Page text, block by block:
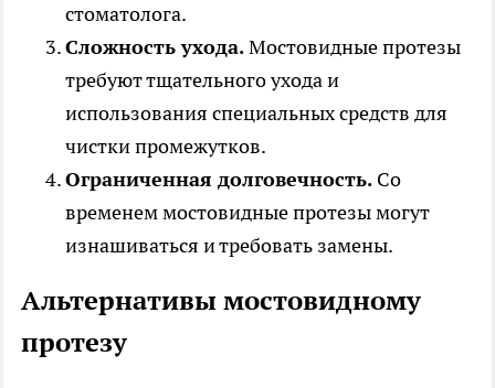
стоматолога.
Сложность ухода.Мостовидные протезы
требуют тщательного ухода и
использования специальных средств для
чистки промежутков.
Ограниченная долговечность. Со
временем мостовидные протезы могут
изнашиваться и требовать замены.
Альтернативы мостовидному
протезу